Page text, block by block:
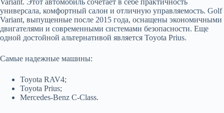
универсала, комфортный салон и отличную управляемость. Golf
Variant, выпущенные после 2015 года, оснащены экономичными
двигателями и современными системами безопасности. Еще
одной достойной альтернативой является Toyota Prius.
Самые надежные машины:
Toyota RAV4;
Toyota Prius;
Mercedes-Benz C-Class.